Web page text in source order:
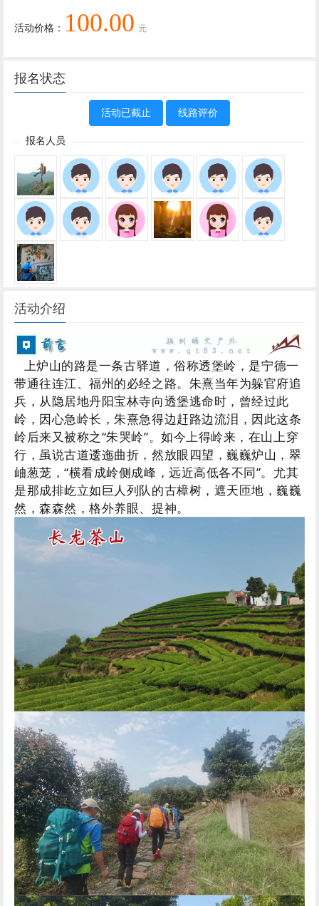
活动价格： 100.00 元
报名状态
活动已截止 线路评价
报名人员
活动介绍
上炉山的路是一条古驿道，俗称透堡岭，是宁德一
带通往连江、福州的必经之路。朱熹当年为躲官府追
兵，从隐居地丹阳宝林寺向透堡逃命时，曾经过此
岭，因心急岭长，朱熹急得边赶路边流泪，因此这条
岭后来又被称之“朱哭岭”。如今上得岭来，在山上穿
行，虽说古道逶迤曲折，然放眼四望，巍巍炉山，翠
岫葱茏，“横看成岭侧成峰，远近高低各不同”。尤其
是那成排屹立如巨人列队的古樟树，遮天匝地，巍巍
然，森森然，格外养眼、提神。